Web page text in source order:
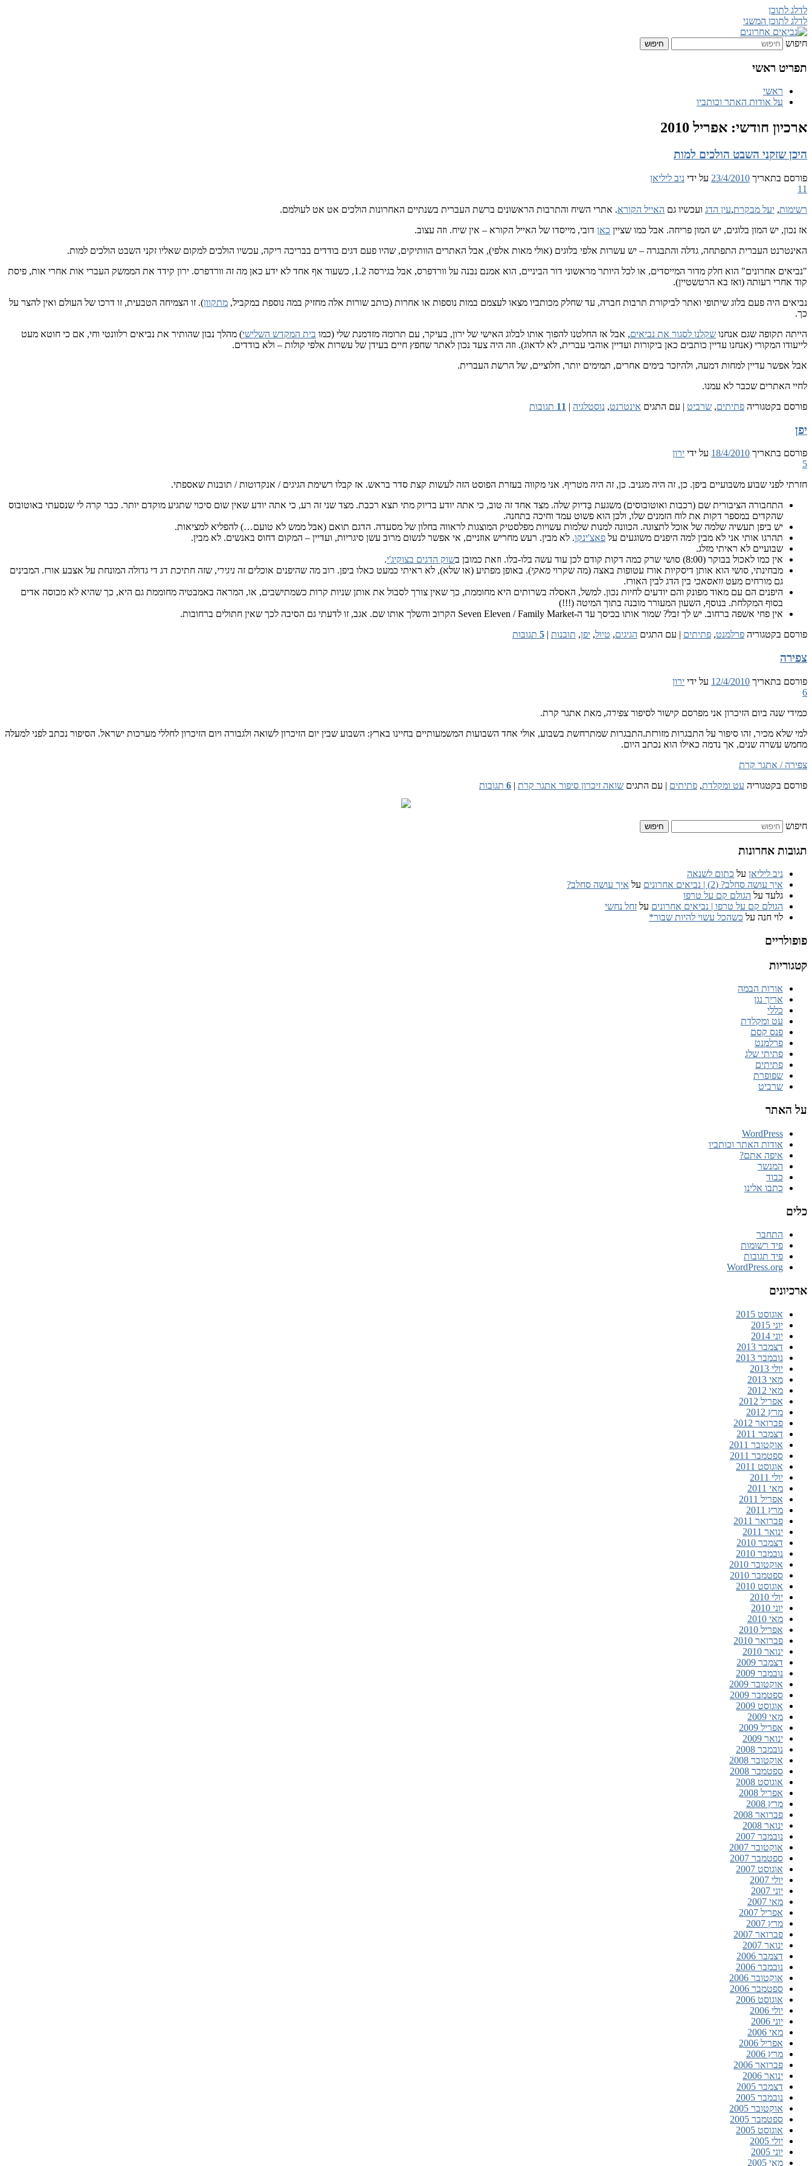
לדלג לתוכן
לדלג לתוכן המשני
נביאים אחרונים
חיפוש
תפריט ראשי
ראשי
על אודות האתר וכותביו
ארכיון חודשי: אפריל 2010
היכן שזקני השבט הולכים למות
פורסם בתאריך 23/4/2010 על ידי ניב ליליאן
11
רשימות, יעל מבקרת,עין הדג ועכשיו גם האייל הקורא. אתרי השיח והתרבות הראשונים ברשת העברית בשנתיים האחרונות הולכים אט אט לעולמם.
אז נכון, יש המון בלוגים, יש המון פריחה. אבל כמו שציין כאן דובי, מייסדו של האייל הקורא – אין שיח. וזה עצוב.
האינטרנט העברית התפתחה, גדלה והתבגרה – יש עשרות אלפי בלוגים (אולי מאות אלפי), אבל האתרים הוותיקים, שהיו פעם דגים בודדים בבריכה ריקה, עכשיו הולכים למקום שאליו זקני השבט הולכים למות.
"נביאים אחרונים" הוא חלק מדור המייסדים, או לכל היותר מראשוני דור הביניים, הוא אמנם נבנה על וורדפרס, אבל בגירסה 1.2, כשעוד אף אחד לא ידע כאן מה זה וורדפרס. ירון קידד את הממשק העברי אות אחרי אות, פיסת
קוד אחרי רעותה (ואז בא הרטשטיין).
נביאים היה פעם בלוג שיתופי ואתר לביקורת תרבות חברה, עד שחלק מכותביו מצאו לעצמם במות נוספות או אחרות (כותב שורות אלה מחזיק במה נוספת במקביל, מתקוון). זו הצמיחה הטבעית, זו דרכו של העולם ואין להצר על
כך.
הייתה תקופה שגם אנחנו שקלנו לסגור את נביאים, אבל אז החלטנו להפוך אותו לבלוג האישי של ירון, בעיקר, עם תרומה מזדמנת שלי (כמו בית המקדש השלישי) מהלך נבון שהותיר את נביאים רלוונטי וחי, אם כי חוטא מעט
לייעודו המקורי (אנחנו עדיין כותבים כאן ביקורות ועדיין אוהבי עברית, לא לדאוג). וזה היה צעד נכון לאתר שחפץ חיים בעידן של עשרות אלפי קולות – ולא בודדים.
אבל אפשר עדיין למחות דמעה, ולהיזכר בימים אחרים, תמימים יותר, חלוציים, של הרשת העברית.
לחיי האתרים שכבר לא עמנו.
פורסם בקטגוריה פתיתים, שרביט | עם התגים אינטרנט, נוסטלגיה |
11 תגובות
יפן
פורסם בתאריך 18/4/2010 על ידי ירון
5
חזרתי לפני שבוע משבועיים ביפן. כן, זה היה מגניב. כן, זה היה מטריף. אני מקווה בעזרת הפוסט הזה לעשות קצת סדר בראש. אז קבלו רשימת הגיגים / אנקדוטות / תובנות שאספתי.
התחבורה הציבורית שם (רכבות ואוטובוסים) משגעת בַּדיוק שלה. מצד אחד זה טוב, כי אתה יודע בדיוק מתי תצא רכבת. מצד שני זה רע, כי אתה יודע שאין שום סיכוי שתגיע מוקדם יותר. כבר קרה לי שנסעתי באוטובוס
שהקדים במספר דקות את לוח הזמנים שלו, ולכן הוא פשוט עמד וחיכה בתחנה.
יש ביפן תעשיה שלמה של אוכל לתצוגה. הכוונה למנות שלמות עשויות מפלסטיק המוצגות לראווה בחלון של מסעדה. הדגם תואם (אבל ממש לא טועם…) להפליא למציאות.
תהרגו אותי אני לא מבין למה היפנים משוגעים על פאצ'ינקו. לא מבין. רעש מחריש אוזניים, אי אפשר לנשום מרוב עשן סיגריות, ועדיין – המקום דחוס באנשים. לא מבין.
שבועיים לא ראיתי מזלג.
אין כמו לאכול בבוקר (8:00) סושי שרק כמה דקות קודם לכן עוד עשה בלו-בלו. וזאת כמובן ב
שוק הדגים בצוקיג'י.
מבחינתי, סושי הוא אותן דיסקיות אורז עטופות באצה (מה שקרוי מאקי). באופן מפתיע (או שלא), לא ראיתי כמעט כאלו ביפן. רוב מה שהיפנים אוכלים זה ניגירי, שזה חתיכת דג די גדולה המונחת על אצבע אורז. המבינים
גם מורחים מעט וואסאבי בין הדג לבין האורז.
היפנים הם עם מאוד מפונק והם יודעים לחיות נכון. למשל, האסלה בשרותים היא מחוממת, כך שאין צורך לסבול את אותן שניות קרות כשמתישבים, או, המראה באמבטיה מחוממת גם היא, כך שהיא לא מכוסה אדים
בסוף המקלחת. בנוסף, השעון המעורר מובנה בתוך המיטה (!!!)
אין פחי אשפה ברחוב. יש לך זבל? שמור אותו בכיסך עד ה-Seven Eleven / Family Market הקרוב והשלך אותו שם. אגב, זו לדעתי גם הסיבה לכך שאין חתולים ברחובות.
פורסם בקטגוריה פרלמנט, פתיתים | עם התגים הגיגים, טיול, יפן, תובנות |
5 תגובות
צפירה
פורסם בתאריך 12/4/2010 על ידי ירון
6
כמידי שנה ביום הזיכרון אני מפרסם קישור לסיפורצפירה, מאת אתגר קרת.
למי שלא מכיר, זהו סיפור על התבגרות מזורזת.התבגרות שמתרחשת בשבוע, אולי אחד השבועות המשמעותיים בחיינו בארץ: השבוע שבין יום הזיכרון לשואה ולגבורה ויום הזיכרון לחללי מערכות ישראל. הסיפור נכתב לפני למעלה
מחמש עשרה שנים, אך נדמה כאילו הוא נכתב היום.
צפירה / אתגר קרת
פורסם בקטגוריה עט ומקלדת, פתיתים | עם התגים שואה זיכרון סיפור אתגר קרת |
6 תגובות
חיפוש
תגובות אחרונות
ניב ליליאן על כתום לשנאה
איך עושה סחלב? (2) | נביאים אחרונים
על איך עושה סחלב?
גלעד על הגולם קם על טרפו
הגולם קם על טרפו | נביאים אחרונים על זחל נחשי
לוי חנה על כשהכל עשוי להיות שבור*
פופולריים
קטגוריות
אורות הבמה
אריך נגן
כללי
עט ומקלדת
פנס קסם
פרלמנט
פתיתי שלג
פתיתים
שפופרת
שרביט
על האתר
WordPress
אודות האתר וכותביו
איפה אתם?
המנשר
כבוד
כתבו אלינו
כלים
התחבר
פיד רשומות
פיד תגובות
WordPress.org
ארכיונים
אוגוסט 2015
יוני 2015
יוני 2014
דצמבר 2013
נובמבר 2013
יולי 2013
מאי 2013
מאי 2012
אפריל 2012
מרץ 2012
פברואר 2012
דצמבר 2011
אוקטובר 2011
ספטמבר 2011
אוגוסט 2011
יולי 2011
מאי 2011
אפריל 2011
מרץ 2011
פברואר 2011
ינואר 2011
דצמבר 2010
נובמבר 2010
אוקטובר 2010
ספטמבר 2010
אוגוסט 2010
יולי 2010
יוני 2010
מאי 2010
אפריל 2010
פברואר 2010
ינואר 2010
דצמבר 2009
נובמבר 2009
אוקטובר 2009
ספטמבר 2009
אוגוסט 2009
מאי 2009
אפריל 2009
ינואר 2009
נובמבר 2008
אוקטובר 2008
ספטמבר 2008
אוגוסט 2008
אפריל 2008
מרץ 2008
פברואר 2008
ינואר 2008
נובמבר 2007
אוקטובר 2007
ספטמבר 2007
אוגוסט 2007
יולי 2007
יוני 2007
מאי 2007
אפריל 2007
מרץ 2007
פברואר 2007
ינואר 2007
דצמבר 2006
נובמבר 2006
אוקטובר 2006
ספטמבר 2006
אוגוסט 2006
יולי 2006
יוני 2006
מאי 2006
אפריל 2006
מרץ 2006
פברואר 2006
ינואר 2006
דצמבר 2005
נובמבר 2005
אוקטובר 2005
ספטמבר 2005
אוגוסט 2005
יולי 2005
יוני 2005
מאי 2005